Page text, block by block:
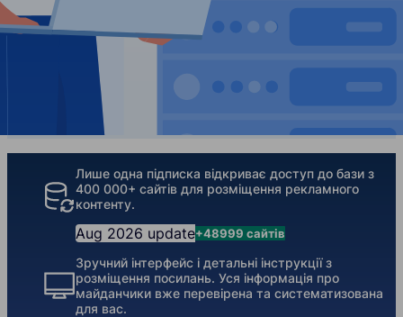
Our Features
Лише одна підписка відкриває доступ до бази з
400 000+ сайтів для розміщення рекламного
контенту.
Aug 2026 update+48999 сайтів
Зручний інтерфейс і детальні інструкції з
розміщення посилань. Уся інформація про
майданчики вже перевірена та систематизована
для вас.